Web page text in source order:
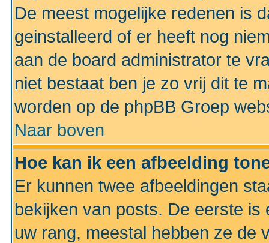
De meest mogelijke redenen is
geinstalleerd of er heeft nog
aan de board administrator te
niet bestaat ben je zo vrij dit te
worden op de phpBB Groep
Naar boven
Hoe kan ik een afbeelding
Er kunnen twee afbeeldingen
bekijken van posts. De eerste
uw rang, meestal hebben ze de